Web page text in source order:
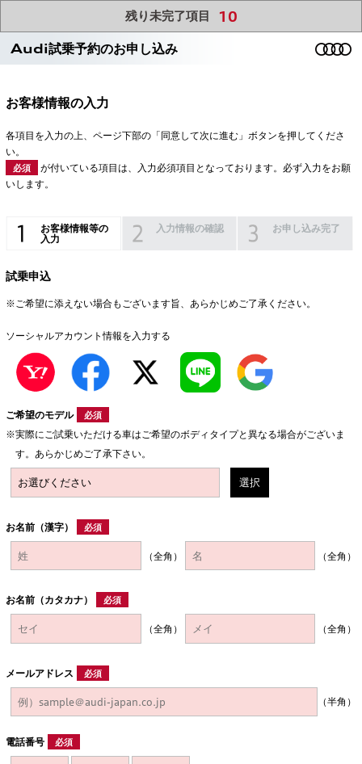
Audi試乗予約のお申し込み
お客様情報の入力
各項目を入力の上、ページ下部の「同意して次に進む」ボタンを押してくださ
い。
必須
が付いている項目は、入力必須項目となっております。必ず入力をお願
いします。
お客様情報等の
入力
入力情報の確認 お申し込み完了
試乗申込
※ご希望に添えない場合もございます旨、あらかじめご了承ください。
ソーシャルアカウント情報を入力する
ご希望のモデル 必須
実際にご試乗いただける車はご希望のボディタイプと異なる場合がございま
す。あらかじめご了承下さい。
選択
お名前（漢字） 必須
（全角） （全角）
お名前（カタカナ） 必須
（全角） （全角）
メールアドレス 必須
（半角）
電話番号 必須
残り未完了項目 10